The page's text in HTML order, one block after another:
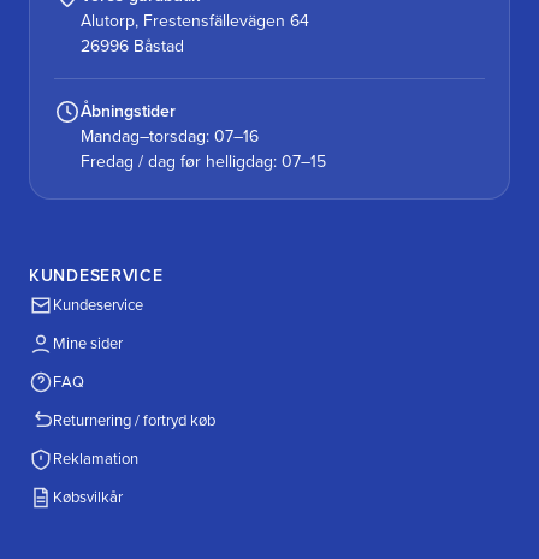
Alutorp, Frestensfällevägen 64
26996 Båstad
Åbningstider
Mandag–torsdag: 07–16
Fredag / dag før helligdag: 07–15
KUNDESERVICE
Kundeservice
Mine sider
FAQ
Returnering / fortryd køb
Reklamation
Købsvilkår